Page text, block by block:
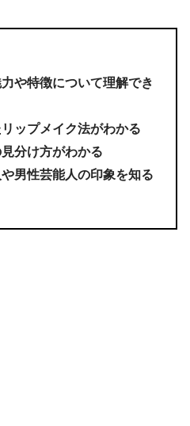
や特徴について理解でき
ップメイク法がわかる
分け方がわかる
男性芸能人の印象を知る